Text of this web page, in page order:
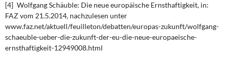
[4] Wolfgang Schäuble: Die neue europäische Ernsthaftigkeit, in:
FAZ vom 21.5.2014, nachzulesen unter
www.faz.net/aktuell/feuilleton/debatten/europas-zukunft/wolfgang-
schaeuble-ueber-die-zukunft-der-eu-die-neue-europaeische-
ernsthaftigkeit-12949008.html